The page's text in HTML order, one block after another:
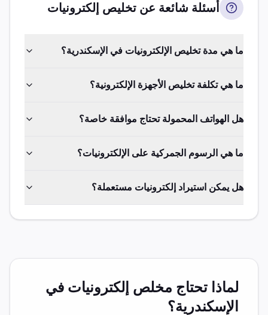
أسئلة شائعة عن تخليص إلكترونيات
ما هي مدة تخليص الإلكترونيات في الإسكندرية؟
ما هي تكلفة تخليص الأجهزة الإلكترونية؟
هل الهواتف المحمولة تحتاج موافقة خاصة؟
ما هي الرسوم الجمركية على الإلكترونيات؟
هل يمكن استيراد إلكترونيات مستعملة؟
لماذا تحتاج مخلص إلكترونيات في
الإسكندرية؟